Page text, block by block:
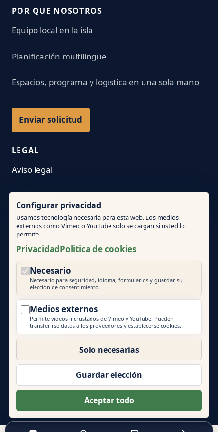
POR QUE NOSOTROS
Equipo local en la isla
Planificación multilingüe
Espacios, programa y logística en una sola mano
Enviar solicitud
LEGAL
Aviso legal
Privacidad
Condiciones
Politica de cookies
Ajustes de cookies
© 2026 Mallorca Teambuilding
Mas marcas de Event Prime GmbH:
Eventlocations Hamburg
Eventagentur Hamburg
Configurar privacidad
Usamos tecnología necesaria para esta web. Los medios
externos como Vimeo o YouTube solo se cargan si usted lo
permite.
PrivacidadPolitica de cookies
Necesario
Necesario para seguridad, idioma, formularios y guardar su
elección de consentimiento.
Medios externos
Permite videos incrustados de Vimeo y YouTube. Pueden
transferirse datos a los proveedores y establecerse cookies.
Solo necesarias
Guardar elección
Aceptar todo